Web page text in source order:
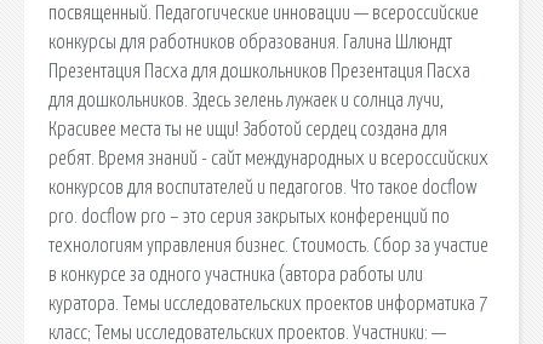
посвященный. Педагогические инновации — всероссийские
конкурсы для работников образования. Галина Шлюндт
Презентация Пасха для дошкольников Презентация Пасха
для дошкольников. Здесь зелень лужаек и солнца лучи,
Красивее места ты не ищи! Заботой сердец создана для
ребят. Время знаний - сайт международных и всероссийских
конкурсов для воспитателей и педагогов. Что такое docflow
pro. docflow pro – это серия закрытых конференций по
технологиям управления бизнес. Стоимость. Сбор за участие
в конкурсе за одного участника (автора работы или
куратора. Темы исследовательских проектов информатика 7
класс; Темы исследовательских проектов. Участники: —